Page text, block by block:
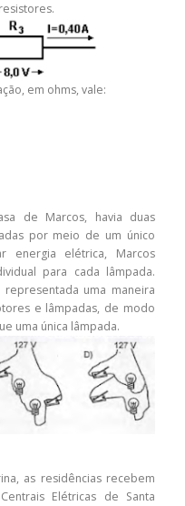
em ohms, vale:
de Marcos, havia duas
por meio de um único
energia elétrica, Marcos
para cada lâmpada.
uma maneira
e lâmpadas, de modo
uma única lâmpada.
as residências recebem
Elétricas de Santa